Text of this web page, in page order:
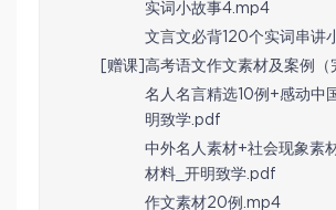
实词小故事4.mp4
文言文必背120个实词串讲
[赠课]高考语文作文素材及案例（
名人名言精选10例+感动中
明致学.pdf
中外名人素材+社会现象素
材料_开明致学.pdf
作文素材20例.mp4